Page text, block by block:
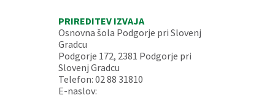
PRIREDITEV IZVAJA
Osnovna šola Podgorje pri Slovenj
Gradcu
Podgorje 172, 2381 Podgorje pri
Slovenj Gradcu
Telefon: 02 88 31810
E-naslov: